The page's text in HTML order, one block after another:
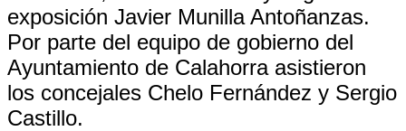
exposición Javier Munilla Antoñanzas.
Por parte del equipo de gobierno del
Ayuntamiento de Calahorra asistieron
los concejales Chelo Fernández y Sergio
Castillo.